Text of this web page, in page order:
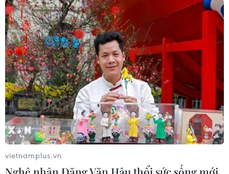
#Dầu khí
#Tập đoàn Dầu khí quốc gia Brazil
#Petrobras
#Khai thác dầu khí
vietnamplus.vn